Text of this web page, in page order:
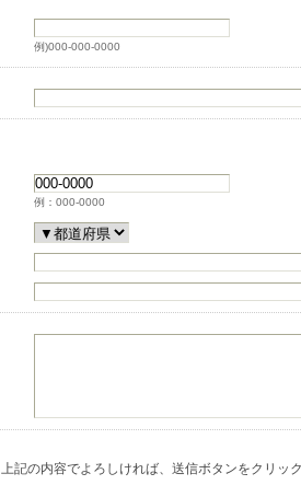
例)000-000-0000
例：000-0000
上記の内容でよろしければ、送信ボタンをクリッ